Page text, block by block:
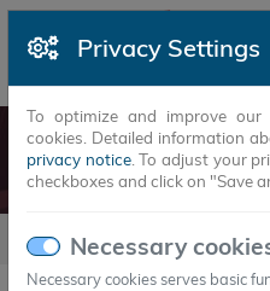
Privacy Settings
To optimize and improve
cookies. Detailed information
privacy notice. To adjust your
checkboxes and click on "Save
Necessary
Necessary cookies serves basic
NEWSARTICLES
Newsarticles